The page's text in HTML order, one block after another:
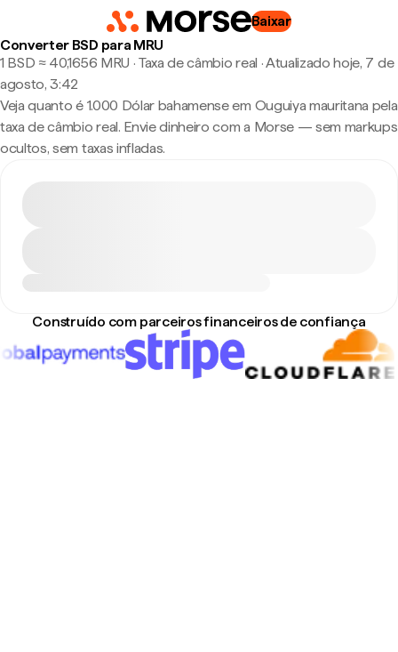
Baixar
Converter BSD para MRU
1 BSD ≈ 40,1656 MRU · Taxa de câmbio real ·Atualizado hoje, 7 de
agosto, 3:42
Veja quanto é 1.000 Dólar bahamense em Ouguiya mauritana pela
taxa de câmbio real. Envie dinheiro com a Morse — sem markups
ocultos, sem taxas infladas.
Construído com parceiros financeiros de confiança